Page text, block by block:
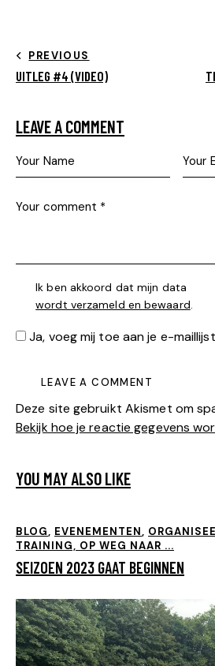
PREVIOUS
UITLEG #4 (VIDEO)
LEAVE A COMMENT
Ik ben akkoord dat mijn data
wordt verzameld en bewaard.
Ja, voeg mij toe aan je e-maillijst
Deze site gebruikt Akismet om
Bekijk hoe je reactie gegevens
YOU MAY ALSO LIKE
BLOG, EVENEMENTEN,
TRAINING, OP WEG NAAR ...
SEIZOEN 2023 GAAT BEGINNEN